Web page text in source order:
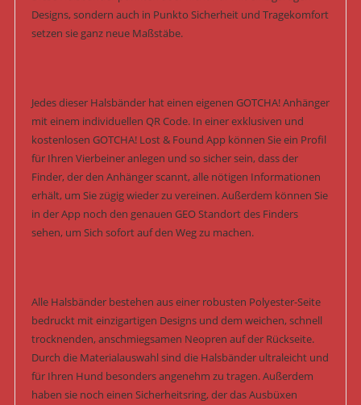
Designs, sondern auch in Punkto Sicherheit und Tragekomfort
setzen sie ganz neue Maßstäbe.
Jedes dieser Halsbänder hat einen eigenen GOTCHA! Anhänger
mit einem individuellen QR Code. In einer exklusiven und
kostenlosen GOTCHA! Lost & Found App können Sie ein Profil
für Ihren Vierbeiner anlegen und so sicher sein, dass der
Finder, der den Anhänger scannt, alle nötigen Informationen
erhält, um Sie zügig wieder zu vereinen. Außerdem können Sie
in der App noch den genauen GEO Standort des Finders
sehen, um Sich sofort auf den Weg zu machen.
Alle Halsbänder bestehen aus einer robusten Polyester-Seite
bedruckt mit einzigartigen Designs und dem weichen, schnell
trocknenden, anschmiegsamen Neopren auf der Rückseite.
Durch die Materialauswahl sind die Halsbänder ultraleicht und
für Ihren Hund besonders angenehm zu tragen. Außerdem
haben sie noch einen Sicherheitsring, der das Ausbüxen